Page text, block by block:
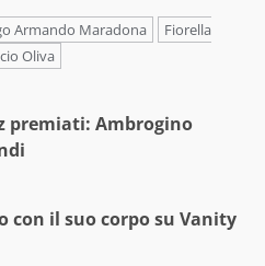
Armando Maradona
Fiorella
Oliva
premiati: Ambrogino
con il suo corpo su Vanity